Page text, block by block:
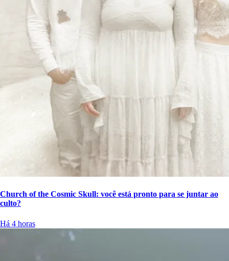
Church of the Cosmic Skull: você está pronto para se juntar ao
culto?
Há 4 horas